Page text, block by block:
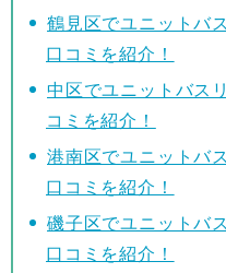
鶴見区でユニットバ
口コミを紹介！
中区でユニットバス
コミを紹介！
港南区でユニットバ
口コミを紹介！
磯子区でユニットバ
口コミを紹介！